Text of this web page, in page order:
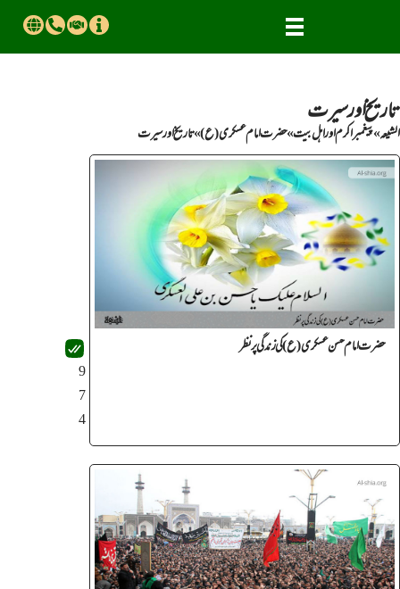
تاریخ اور سیرت
الشیعہ»پیغمبراکرم اور اهل بیت»حضرت امــام عســکری(ع)»تاریخ اور سیرت
حضرت امام حسن عسکری(ع) کی زندگی پر نظر
9
7
4